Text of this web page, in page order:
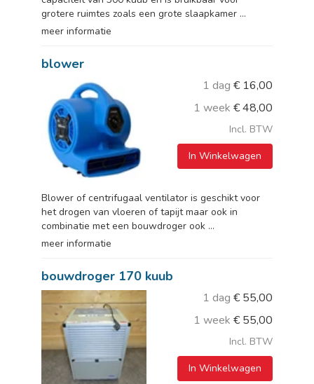
grotere ruimtes zoals een grote slaapkamer ...
meer informatie
blower
1 dag € 16,00
1 week €48,00
Incl. BTW
In Winkelwagen
Blower of centrifugaal ventilator is geschikt voor
het drogen van vloeren of tapijt maar ook in
combinatie met een bouwdroger ook ...
meer informatie
bouwdroger 170 kuub
1 dag € 55,00
1 week € 55,00
Incl. BTW
In Winkelwagen